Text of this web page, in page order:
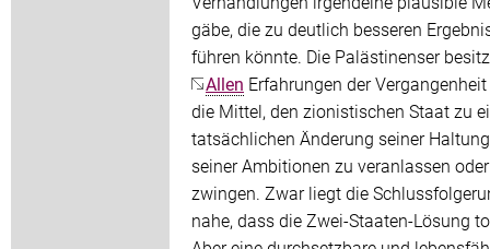
gäbe, die zu deutlich besseren
führen könnte. Die Palästinenser
Allen Erfahrungen der
die Mittel, den zionistischen Staat zu
tatsächlichen Änderung seiner
seiner Ambitionen zu veranlassen
zwingen. Zwar liegt die
nahe, dass die Zwei-Staaten-Lösung